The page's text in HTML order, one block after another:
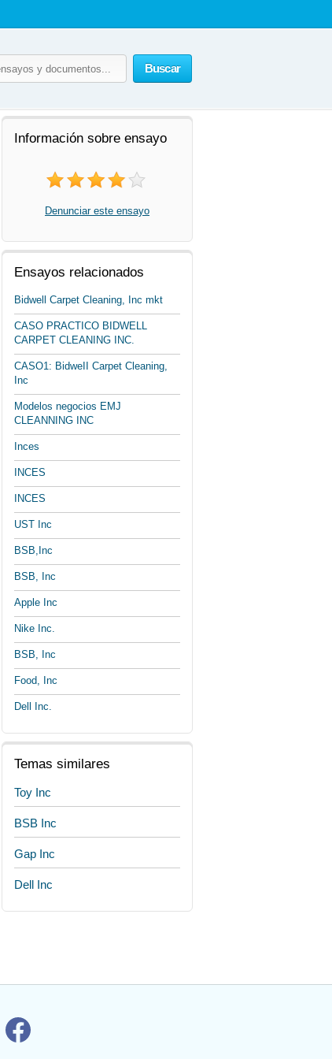
Buscar
Información sobre ensayo
Denunciar este ensayo
Ensayos relacionados
Bidwell Carpet Cleaning, Inc mkt
CASO PRACTICO BIDWELL
CARPET CLEANING INC.
CASO1: BidweII Carpet Cleaning,
Inc
Modelos negocios EMJ
CLEANNING INC
Inces
INCES
INCES
UST Inc
BSB,Inc
BSB, Inc
Apple Inc
Nike Inc.
BSB, Inc
Food, Inc
Dell Inc.
Temas similares
Toy Inc
BSB Inc
Gap Inc
Dell Inc